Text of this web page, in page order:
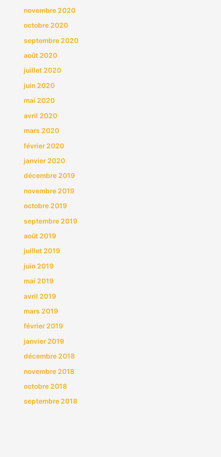
novembre 2020
octobre 2020
septembre 2020
août 2020
juillet 2020
juin 2020
mai 2020
avril 2020
mars 2020
février 2020
janvier 2020
décembre 2019
novembre 2019
octobre 2019
septembre 2019
août 2019
juillet 2019
juin 2019
mai 2019
avril 2019
mars 2019
février 2019
janvier 2019
décembre 2018
novembre 2018
octobre 2018
septembre 2018